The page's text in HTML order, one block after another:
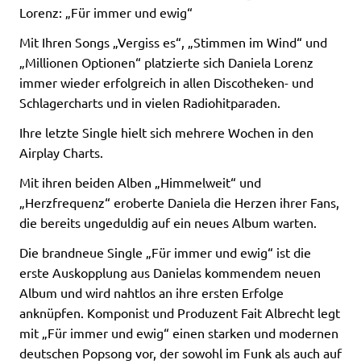
Lorenz: „Für immer und ewig“
Mit Ihren Songs „Vergiss es“, „Stimmen im Wind“ und
„Millionen Optionen“ platzierte sich Daniela Lorenz
immer wieder erfolgreich in allen Discotheken- und
Schlagercharts und in vielen Radiohitparaden.
Ihre letzte Single hielt sich mehrere Wochen in den
Airplay Charts.
Mit ihren beiden Alben „Himmelweit“ und
„Herzfrequenz“ eroberte Daniela die Herzen ihrer Fans,
die bereits ungeduldig auf ein neues Album warten.
Die brandneue Single „Für immer und ewig“ ist die
erste Auskopplung aus Danielas kommendem neuen
Album und wird nahtlos an ihre ersten Erfolge
anknüpfen. Komponist und Produzent Fait Albrecht legt
mit „Für immer und ewig“ einen starken und modernen
deutschen Popsong vor, der sowohl im Funk als auch auf